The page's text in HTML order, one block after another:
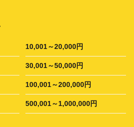
10,001～20,000円
30,001～50,000円
100,001～200,000円
500,001～1,000,000円